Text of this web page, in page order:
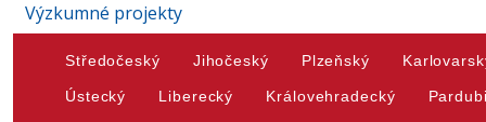
Výzkumné projekty
Středočeský Jihočeský Plzeňský
Ústecký Liberecký Královehradecký